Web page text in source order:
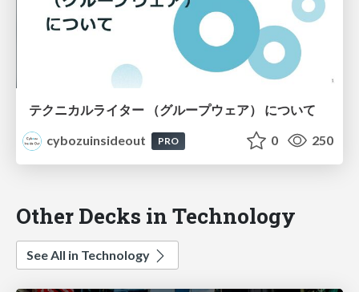
テクニカルライター （グループウェア） について
cybozuinsideout
PRO 0 250
Other Decks in Technology
See All in Technology